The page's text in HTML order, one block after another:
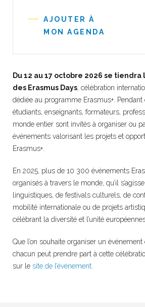
AJOUTER À
MON AGENDA
Du 12 au 17 octobre 2026 se
des Erasmus Days, célébration
dédiée au programme Erasmus+. Pendant
étudiants, enseignants, formateurs,
monde entier sont invités à organiser ou
événements valorisant les projets et
Erasmus+.
En 2025, plus de 10 300 événements
organisés à travers le monde, qu’il
linguistiques, de festivals culturels, de
mobilité internationale ou de projets
célébrant la diversité et l’unité
Que l’on souhaite organiser un
chacun peut prendre part à cette
sur le site de l’événement